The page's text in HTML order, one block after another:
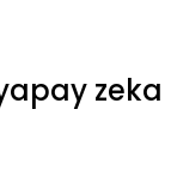
zeka